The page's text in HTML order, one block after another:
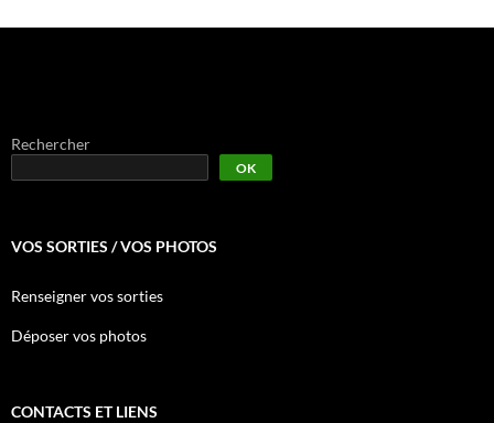
Rechercher
OK
VOS SORTIES / VOS PHOTOS
Renseigner vos sorties
Déposer vos photos
CONTACTS ET LIENS